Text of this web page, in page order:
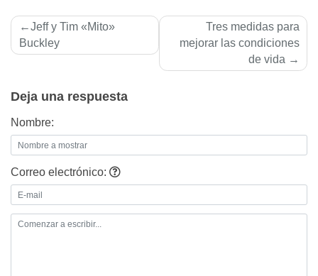
Navegación
de
Jeff y Tim «Mito»
Buckley
Tres medidas para
mejorar las condiciones
de vida
Deja una respuesta
Nombre:
Correo electrónico: